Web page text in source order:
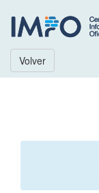
Volver